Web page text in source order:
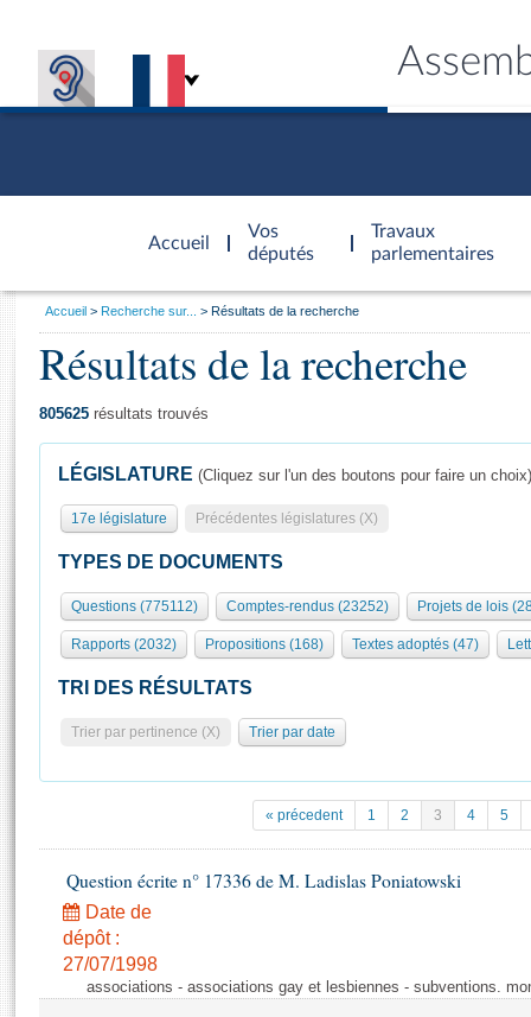
Accueil
d'accueil
Vos
députés
Travaux
parlementaires
Présidence
577 députés
Groupes politiques
Séance publique
Commissions et autres organes
Europe et International
Pétitions
Projets de loi
Propositions de loi
Amendements
Textes adoptés
Général
Rôle et pouvoirs de l'Assemblée
Organisation de l'Assemblée
Présidence Conférence des Présidents Bureau Collège des
Statistiques et chiffres clés
Documents de référence
( Constitution | Règlement de l'Assemblée ... )
Histoire
Juniors
Anciennes législatures
Visiter l'Assemblée
Visite virtuelle du palais Bourbon
Assister à une séance
Contacts et plan d'accès
Photos libres de droit
Vous
Accueil Recherche sur... Résultats de la recherche
Résultats de la recherche
805625 résultats trouvés
LÉGISLATURE (Cliquez sur l'un des boutons pour faire un choix)
17e législature Précédentes législatures (X)
TYPES DE DOCUMENTS
Questions (775112) Comptes-rendus (23252) Projets de lois
Rapports (2032) Propositions (168) Textes adoptés (47)
TRI DES RÉSULTATS
Trier par pertinence (X) Trier par date
« précedent 1 2 3 4 5
Question écrite n° 17336 de M. Ladislas Poniatowski
Date de
dépôt :
27/07/1998
associations - associations gay et lesbiennes - subventions.